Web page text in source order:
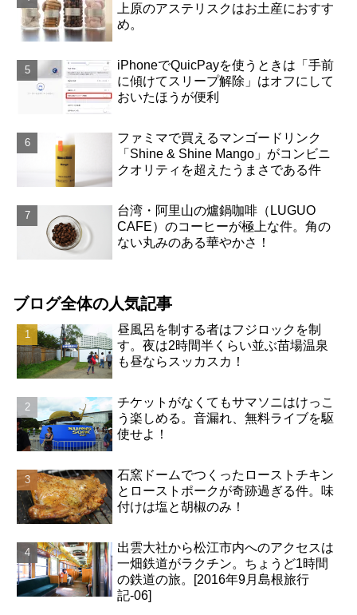
上原のアステリスクはお土産におすす
め。
iPhoneでQuicPayを使うときは「手前
に傾けてスリープ解除」はオフにして
おいたほうが便利
ファミマで買えるマンゴードリンク
「Shine & Shine Mango」がコンビニ
クオリティを超えたうまさである件
台湾・阿里山の爐鍋咖啡（LUGUO
CAFE）のコーヒーが極上な件。角の
ない丸みのある華やかさ！
ブログ全体の人気記事
昼風呂を制する者はフジロックを制
す。夜は2時間半くらい並ぶ苗場温泉
も昼ならスッカスカ！
チケットがなくてもサマソニはけっこ
う楽しめる。音漏れ、無料ライブを駆
使せよ！
石窯ドームでつくったローストチキン
とローストポークが奇跡過ぎる件。味
付けは塩と胡椒のみ！
出雲大社から松江市内へのアクセスは
一畑鉄道がラクチン。ちょうど1時間
の鉄道の旅。[2016年9月島根旅行
記-06]